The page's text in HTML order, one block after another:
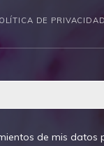
DE PRIVACIDAD
de mis datos